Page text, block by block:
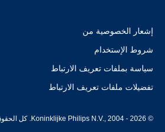
إشعار الخصوصية من
شروط الإستخدام
سياسة بملفات تعريف الارتباط
تفضيلات ملفات تعريف الارتباط
© Koninklijke Philips N.V., 2004 - 2026. كل الحقوق محفوظة.